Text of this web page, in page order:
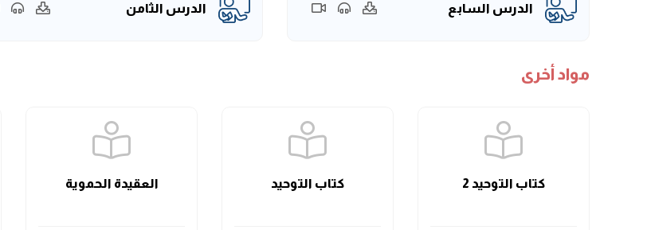
الدرس السابع الدرس الثامن
مواد أخرى
كتاب التوحيد 2 كتاب التوحيد العقيدة الحموية